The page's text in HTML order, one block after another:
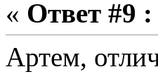
« Ответ #9 :
Артем,